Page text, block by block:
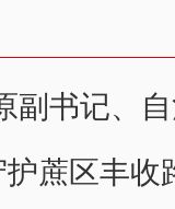
副书记、
护蔗区丰收